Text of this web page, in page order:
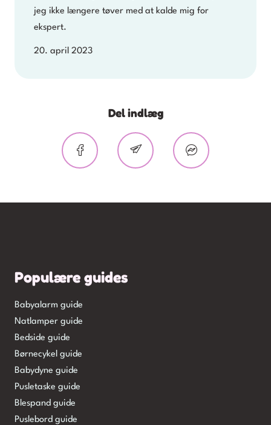
jeg ikke længere tøver med at kalde mig for
ekspert.
20. april 2023
Del indlæg
Populære guides
Babyalarm guide
Natlamper guide
Bedside guide
Børnecykel guide
Babydyne guide
Pusletaske guide
Blespand guide
Puslebord guide